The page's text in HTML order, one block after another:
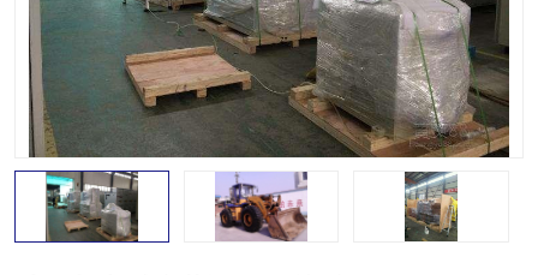
吊车出租租赁服务 叉车出租租赁服务